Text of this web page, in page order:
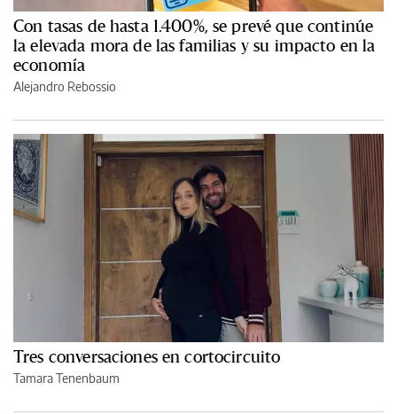
Con tasas de hasta 1.400%, se prevé que continúe
la elevada mora de las familias y su impacto en la
economía
Alejandro Rebossio
Tres conversaciones en cortocircuito
Tamara Tenenbaum